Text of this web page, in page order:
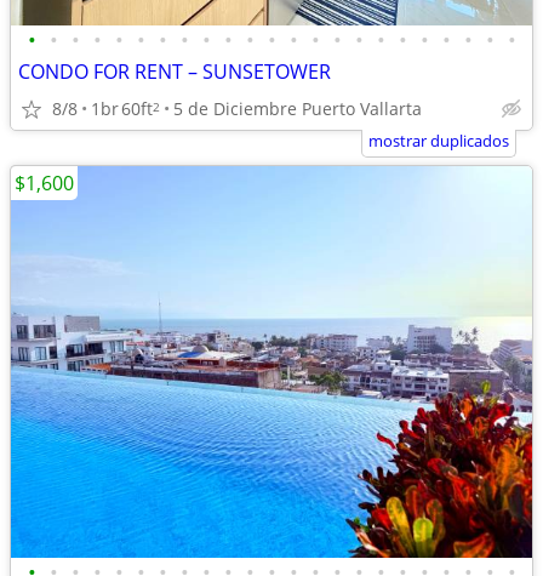
• • • • • • • • • • • • • • • • • • • • • • •
CONDO FOR RENT – SUNSETOWER
8/8 1br60ft2 5 de Diciembre Puerto Vallarta
mostrar duplicados
$1,600